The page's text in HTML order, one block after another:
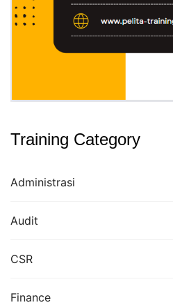
Training Category
Administrasi
Audit
CSR
Finance